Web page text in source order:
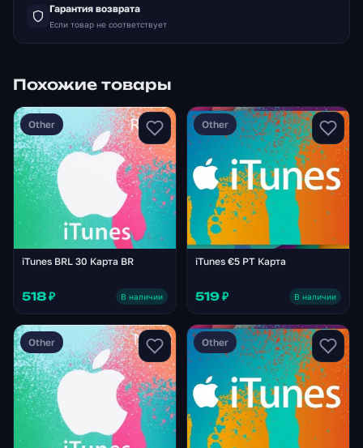
Гарантия возврата
Если товар не соответствует
Похожие товары
Other
iTunes BRL 30 Карта BR
518 ₽ В наличии
Other
iTunes €5 PT Карта
519 ₽ В наличии
Other Other